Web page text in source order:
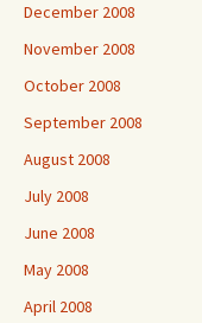
December 2008
November 2008
October 2008
September 2008
August 2008
July 2008
June 2008
May 2008
April 2008